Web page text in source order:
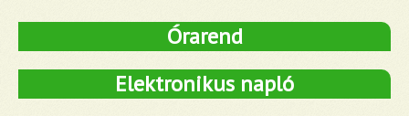
Órarend
Elektronikus napló